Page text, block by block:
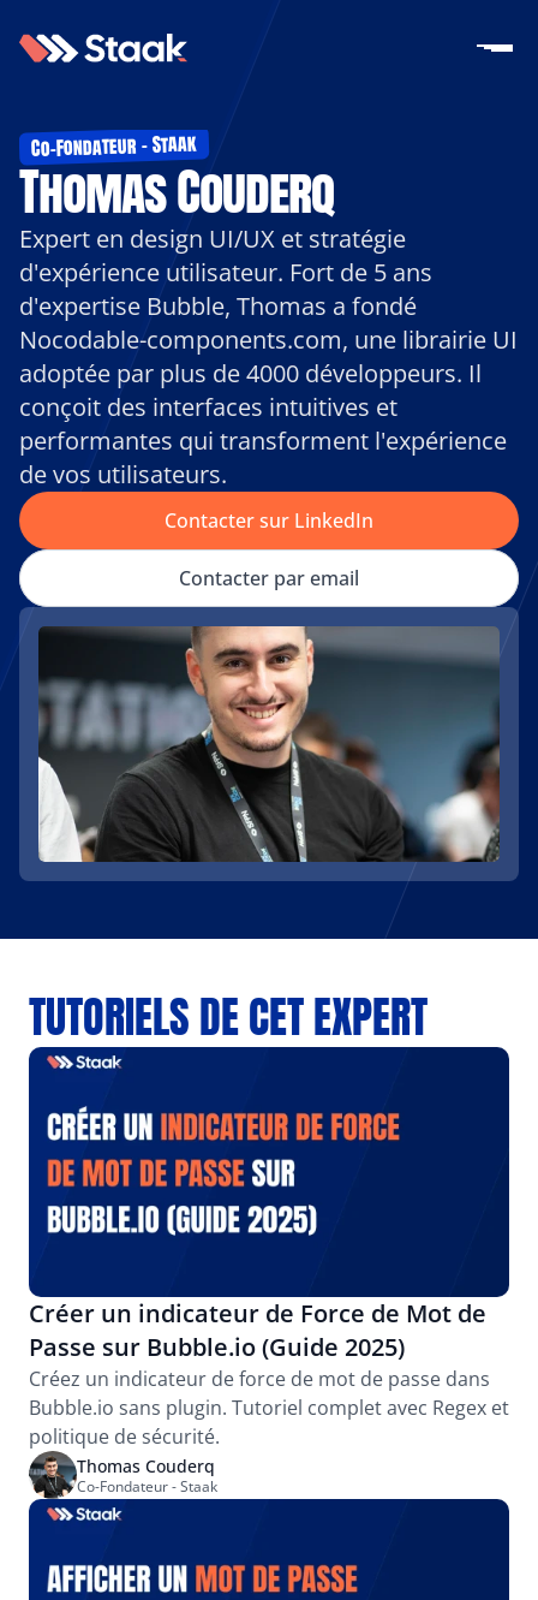
Co-Fondateur - Staak
Thomas Couderq
Expert en design UI/UX et stratégie
d'expérience utilisateur. Fort de 5 ans
d'expertise Bubble, Thomas a fondé
Nocodable-components.com, une librairie UI
adoptée par plus de 4000 développeurs. Il
conçoit des interfaces intuitives et
performantes qui transforment l'expérience
de vos utilisateurs.
Contacter sur LinkedIn
Contacter par email
TUTORIELS DE CET EXPERT
Créer un indicateur de Force de Mot de
Passe sur Bubble.io (Guide 2025)
Créez un indicateur de force de mot de passe dans
Bubble.io sans plugin. Tutoriel complet avec Regex et
politique de sécurité.
Thomas Couderq
Co-Fondateur - Staak